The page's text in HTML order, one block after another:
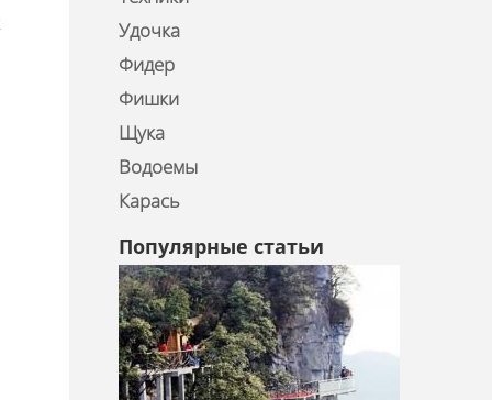
Удочка
Фидер
Фишки
Щука
Водоемы
Карась
Популярные статьи